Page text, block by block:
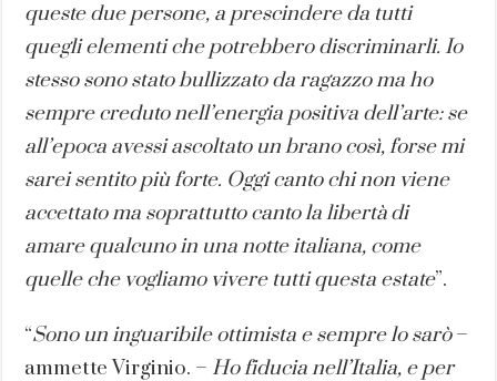
queste due persone, a prescindere da tutti
quegli elementi che potrebbero discriminarli. Io
stesso sono stato bullizzato da ragazzo ma ho
sempre creduto nell’energia positiva dell’arte: se
all’epoca avessi ascoltato un brano così, forse mi
sarei sentito più forte. Oggi canto chi non viene
accettato ma soprattutto canto la libertà di
amare qualcuno in una notte italiana, come
quelle che vogliamo vivere tutti questa estate”.
“Sono un inguaribile ottimista e sempre lo sarò–
ammette Virginio. – Ho fiducia nell’Italia, e per